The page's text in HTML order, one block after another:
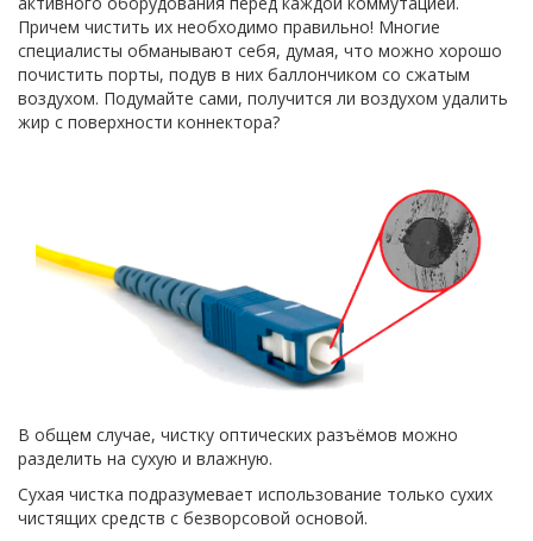
Причем чистить их необходимо правильно! Многие
специалисты обманывают себя, думая, что можно хорошо
почистить порты, подув в них баллончиком со сжатым
воздухом. Подумайте сами, получится ли воздухом удалить
жир с поверхности коннектора?
В общем случае, чистку оптических разъёмов можно
разделить на сухую и влажную.
Сухая чистка подразумевает использование только сухих
чистящих средств с безворсовой основой.